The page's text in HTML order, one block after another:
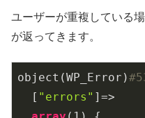
ユーザーが重複している
が返ってきます。
object(WP_Error)
  [
"errors" ]=>